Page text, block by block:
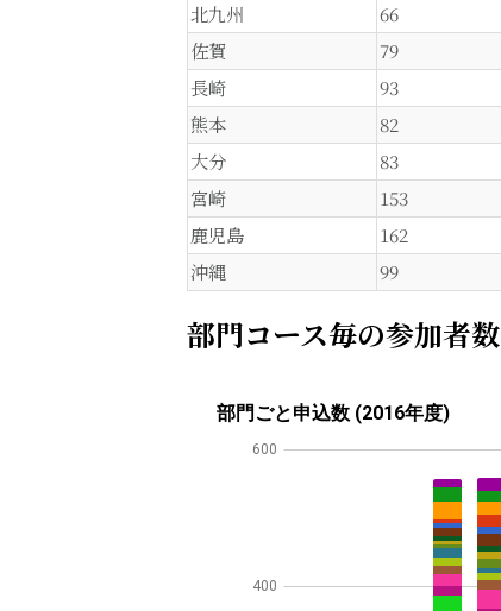
北九州
66
佐賀
79
長崎
93
熊本
82
大分
83
宮崎
153
鹿児島
162
沖縄
99
部門コース毎の参加者数